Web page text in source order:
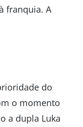
franquia. A
do
o momento
a dupla Luka